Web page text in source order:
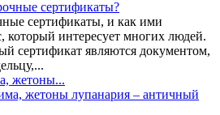
сертификаты, и как ими
который интересует многих людей.
сертификат являются документом,
жетоны...